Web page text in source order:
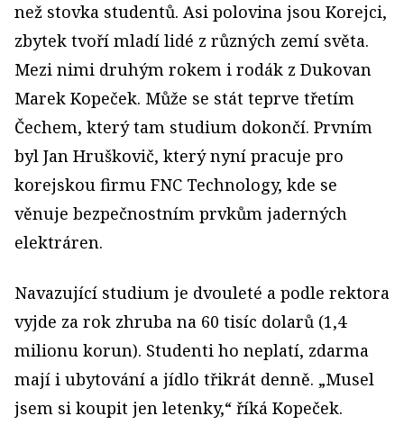
než stovka studentů. Asi polovina jsou Korejci,
zbytek tvoří mladí lidé z různých zemí světa.
Mezi nimi druhým rokem i rodák z Dukovan
Marek Kopeček. Může se stát teprve třetím
Čechem, který tam studium dokončí. Prvním
byl Jan Hruškovič, který nyní pracuje pro
korejskou firmu FNC Technology, kde se
věnuje bezpečnostním prvkům jaderných
elektráren.
Navazující studium je dvouleté a podle rektora
vyjde za rok zhruba na 60 tisíc dolarů (1,4
milionu korun). Studenti ho neplatí, zdarma
mají i ubytování a jídlo třikrát denně. „Musel
jsem si koupit jen letenky,“ říká Kopeček.